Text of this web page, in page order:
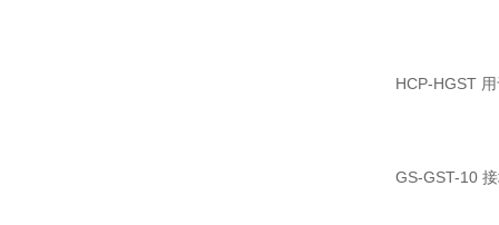
HCP-HGST
GS-GST-10